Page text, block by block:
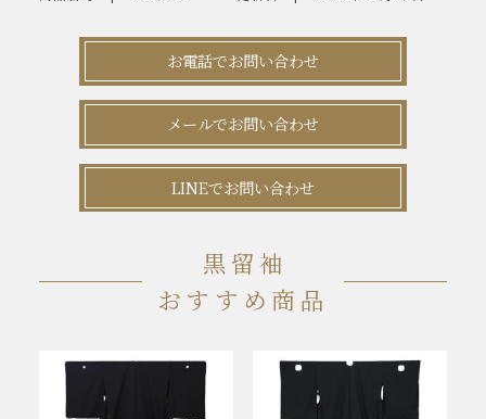
お電話でお問い合わせ
メールでお問い合わせ
LINEでお問い合わせ
黒留袖
おすすめ商品